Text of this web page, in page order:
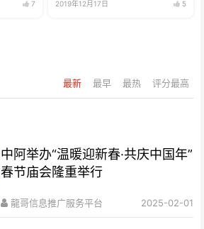
7 2019年12月17日 5
最新 最早 最热 评分最高
中阿举办“温暖迎新春·共庆中国年”
春节庙会隆重举行
龍哥信息推广服务平台 2025-02-01